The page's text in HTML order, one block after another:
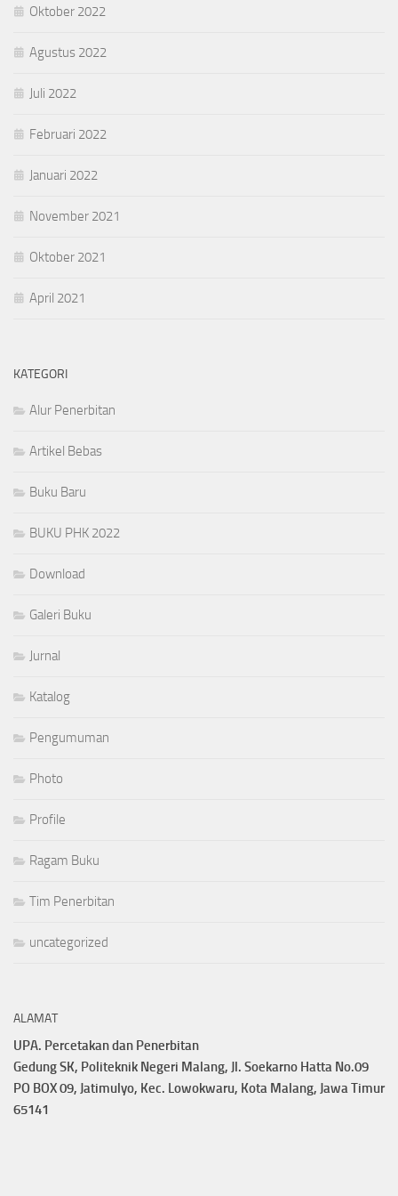
Oktober 2022
Agustus 2022
Juli 2022
Februari 2022
Januari 2022
November 2021
Oktober 2021
April 2021
KATEGORI
Alur Penerbitan
Artikel Bebas
Buku Baru
BUKU PHK 2022
Download
Galeri Buku
Jurnal
Katalog
Pengumuman
Photo
Profile
Ragam Buku
Tim Penerbitan
uncategorized
ALAMAT
UPA. Percetakan dan Penerbitan
Gedung SK, Politeknik Negeri Malang, Jl. Soekarno Hatta No.09
PO BOX 09, Jatimulyo, Kec. Lowokwaru, Kota Malang, Jawa Timur
65141